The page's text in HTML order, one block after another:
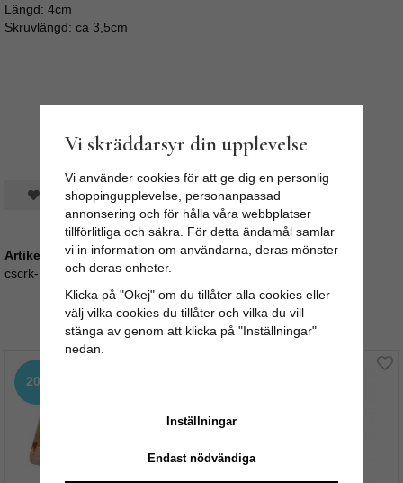
Längd: 4cm
Skruvlängd: ca 3,5cm
Spara som favorit
Artikelnummer:
cscrk-173/175
Andra köpte även
20%
Vi skräddarsyr din upplevelse
Vi använder cookies för att ge dig en personlig
shoppingupplevelse, personanpassad
annonsering och för hålla våra webbplatser
tillförlitliga och säkra. För detta ändamål samlar
vi in information om användarna, deras mönster
och deras enheter.
Klicka på "Okej" om du tillåter alla cookies eller
välj vilka cookies du tillåter och vilka du vill
stänga av genom att klicka på "Inställningar"
nedan.
Inställningar
Endast nödvändiga